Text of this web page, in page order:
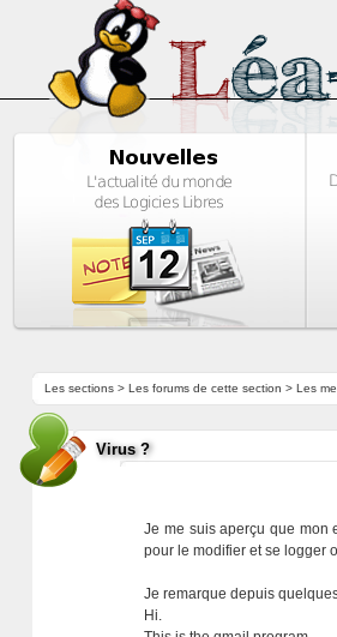
Les sections> Les forums de cette section > Les
Virus ?
Je me suis aperçu que mon
pour le modifier et se logger
Je remarque depuis
Hi.